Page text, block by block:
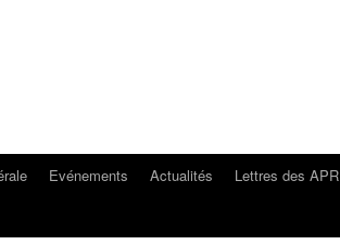
Evénements Actualités Lettres des APR